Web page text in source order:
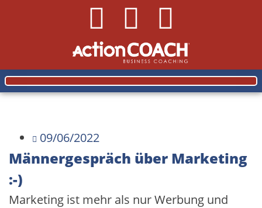
09/06/2022
Männergespräch über Marketing
:-)
Marketing ist mehr als nur Werbung und